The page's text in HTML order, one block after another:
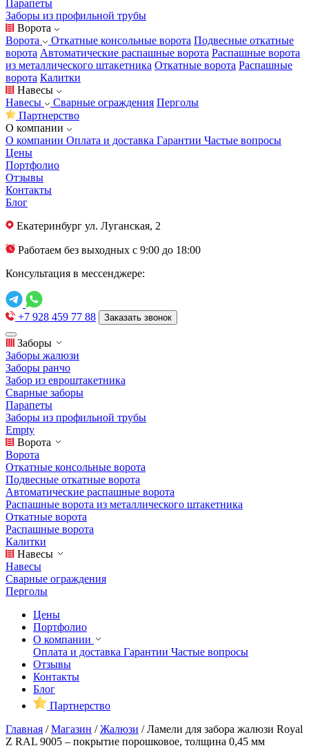
Парапеты
Заборы из профильной трубы
Ворота
Ворота
Откатные консольные ворота Подвесные откатные
ворота Автоматические распашные ворота Распашные ворота
из металлического штакетника Откатные ворота Распашные
ворота Калитки
Навесы
Навесы
Сварные ограждения Перголы
Партнерство
О компании
О компании Оплата и доставка Гарантии Частые вопросы
Цены
Портфолио
Отзывы
Контакты
Блог
Екатеринбург ул. Луганская, 2
Работаем без выходных с 9:00 до 18:00
Консультация в мессенджере:
+7 928 459 77 88 Заказать звонок
Заборы
Заборы жалюзи
Заборы ранчо
Забор из евроштакетника
Сварные заборы
Парапеты
Заборы из профильной трубы
Empty
Ворота
Ворота
Откатные консольные ворота
Подвесные откатные ворота
Автоматические распашные ворота
Распашные ворота из металлического штакетника
Откатные ворота
Распашные ворота
Калитки
Навесы
Навесы
Сварные ограждения
Перголы
Цены
Портфолио
О компании
Оплата и доставка Гарантии Частые вопросы
Отзывы
Контакты
Блог
Партнерство
Главная /Магазин /Жалюзи /Ламели для забора жалюзи Royal
Z RAL 9005 – покрытие порошковое, толщина 0,45 мм